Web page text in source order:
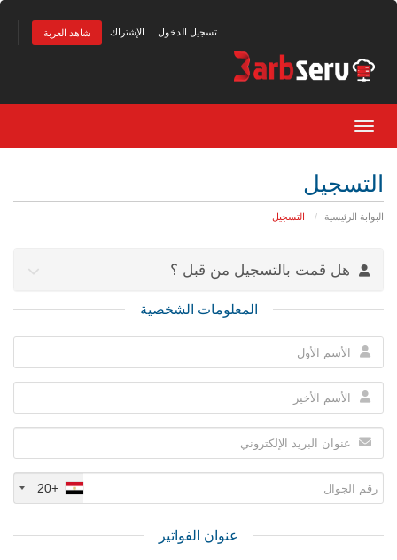
تسجيل الدخول الإشتراك شاهد العربة
Toggle navigation
التسجيل
البوابة الرئيسية التسجيل
هل قمت بالتسجيل من قبل ؟
المعلومات الشخصية
+20
عنوان الفواتير